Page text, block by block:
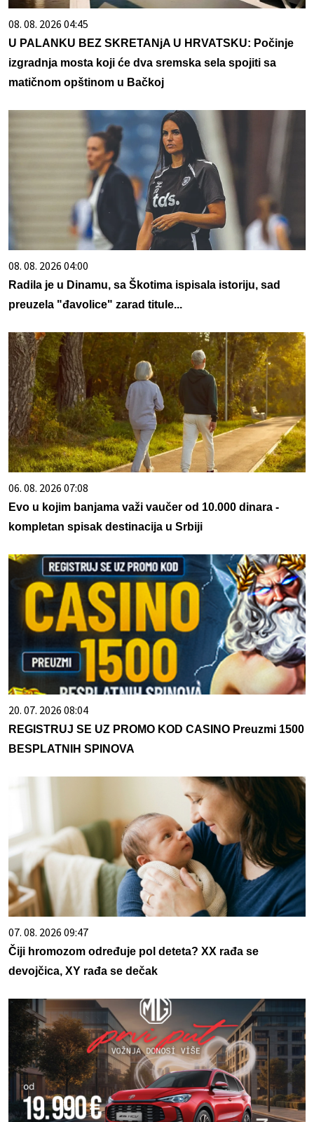
08. 08. 2026 04:45
U PALANKU BEZ SKRETANjA U HRVATSKU: Počinje
izgradnja mosta koji će dva sremska sela spojiti sa
matičnom opštinom u Bačkoj
08. 08. 2026 04:00
Radila je u Dinamu, sa Škotima ispisala istoriju, sad
preuzela "đavolice" zarad titule...
06. 08. 2026 07:08
Evo u kojim banjama važi vaučer od 10.000 dinara -
kompletan spisak destinacija u Srbiji
20. 07. 2026 08:04
REGISTRUJ SE UZ PROMO KOD CASINO Preuzmi 1500
BESPLATNIH SPINOVA
07. 08. 2026 09:47
Čiji hromozom određuje pol deteta? XX rađa se
devojčica, XY rađa se dečak